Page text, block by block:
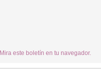
Mira este boletín en tu navegador.